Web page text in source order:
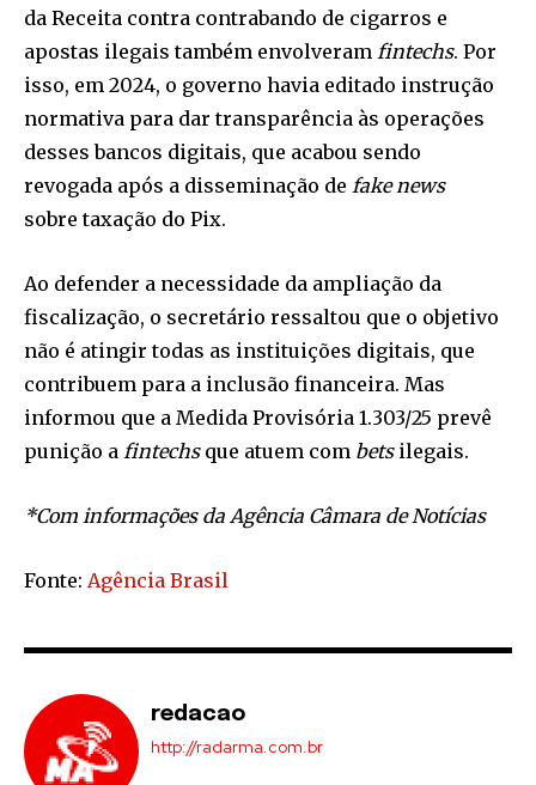
da Receita contra contrabando de cigarros e
apostas ilegais também envolveram fintechs. Por
isso, em 2024, o governo havia editado instrução
normativa para dar transparência às operações
desses bancos digitais, que acabou sendo
revogada após a disseminação de fake news
sobre taxação do Pix.
Ao defender a necessidade da ampliação da
fiscalização, o secretário ressaltou que o objetivo
não é atingir todas as instituições digitais, que
contribuem para a inclusão financeira. Mas
informou que a Medida Provisória 1.303/25 prevê
punição a fintechsque atuem com betsilegais.
*Com informações da Agência Câmara de Notícias
Fonte: Agência Brasil
redacao
http://radarma.com.br